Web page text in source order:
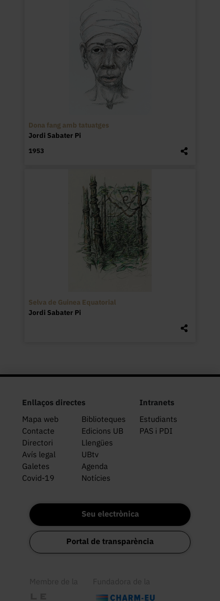
Dona fang amb tatuatges
Jordi Sabater Pi
1953
Selva de Guinea Equatorial
Jordi Sabater Pi
Enllaços directes
Mapa web
Biblioteques
Contacte
Edicions UB
Directori
Llengües
Avís legal
UBtv
Galetes
Agenda
Covid-19
Notícies
Intranets
Estudiants
PAS i PDI
Seu electrònica
Portal de transparència
Membre de la Fundadora de la